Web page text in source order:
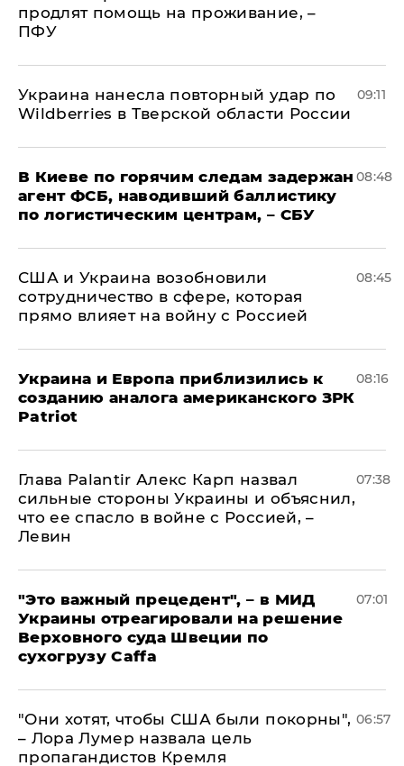
продлят помощь на проживание, –
ПФУ
Украина нанесла повторный удар по
Wildberries в Тверской области России
09:11
В Киеве по горячим следам задержан
агент ФСБ, наводивший баллистику
по логистическим центрам, – СБУ
08:48
США и Украина возобновили
сотрудничество в сфере, которая
прямо влияет на войну с Россией
08:45
Украина и Европа приблизились к
созданию аналога американского ЗРК
Patriot
08:16
Глава Palantir Алекс Карп назвал
сильные стороны Украины и объяснил,
что ее спасло в войне с Россией, –
Левин
07:38
"Это важный прецедент", – в МИД
Украины отреагировали на решение
Верховного суда Швеции по
сухогрузу Caffa
07:01
"Они хотят, чтобы США были покорны",
– Лора Лумер назвала цель
пропагандистов Кремля
06:57